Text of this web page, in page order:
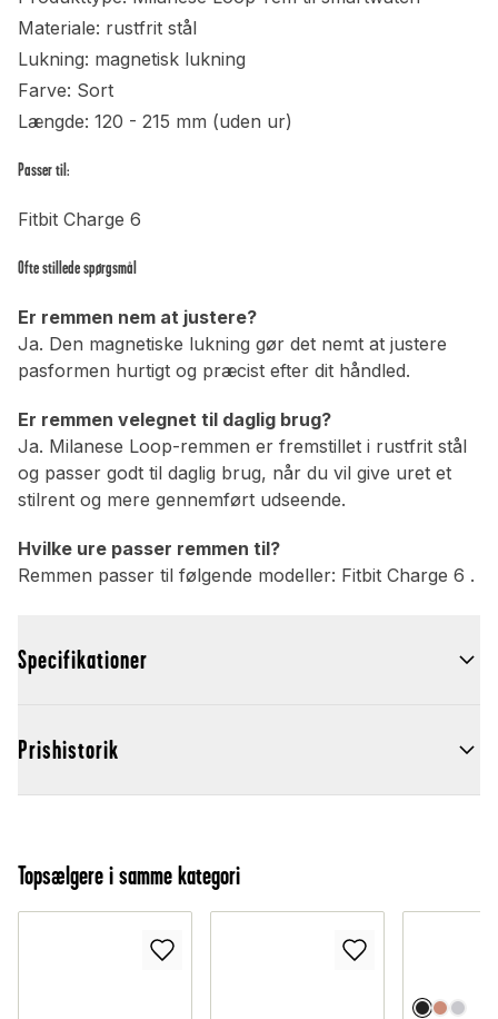
Materiale: rustfrit stål
Lukning: magnetisk lukning
Farve: Sort
Længde: 120 - 215 mm (uden ur)
Passer til:
Fitbit Charge 6
Ofte stillede spørgsmål
Er remmen nem at justere?
Ja. Den magnetiske lukning gør det nemt at justere
pasformen hurtigt og præcist efter dit håndled.
Er remmen velegnet til daglig brug?
Ja. Milanese Loop-remmen er fremstillet i rustfrit stål
og passer godt til daglig brug, når du vil give uret et
stilrent og mere gennemført udseende.
Hvilke ure passer remmen til?
Remmen passer til følgende modeller: Fitbit Charge 6 .
Specifikationer
Prishistorik
Topsælgere i samme kategori